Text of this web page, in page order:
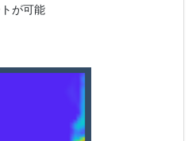
が可能